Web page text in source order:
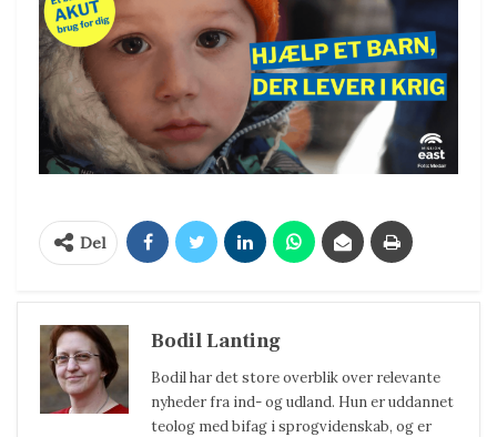
Del
Bodil Lanting
Bodil har det store overblik over relevante
nyheder fra ind- og udland. Hun er uddannet
teolog med bifag i sprogvidenskab, og er